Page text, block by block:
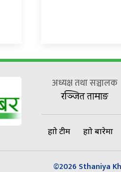
अध्यक्ष तथा सञ्चालक
रञ्जित तामाङ
हाम्रो टीम हाम्रो बारेमा
©2026 Sthaniya